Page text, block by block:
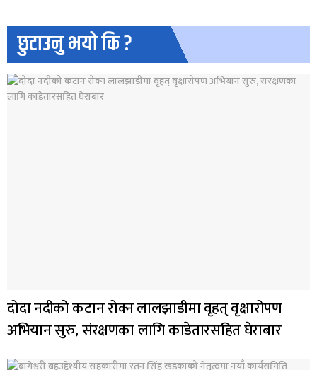
छुटाउनु भयो कि ?
दोदा नदीको कटान रोक्न लालझाडीमा वृहत् वृक्षारोपण
अभियान सुरु, संरक्षणका लागि काडेतारसहित घेराबार